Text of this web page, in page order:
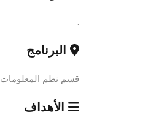
.
البرنامج
قسم نظم المعلومات
الأهداف